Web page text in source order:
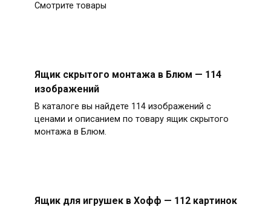
Смотрите товары
Ящик скрытого монтажа в Блюм — 114
изображений
В каталоге вы найдете 114 изображений с
ценами и описанием по товару ящик скрытого
монтажа в Блюм.
Ящик для игрушек в Хофф — 112 картинок